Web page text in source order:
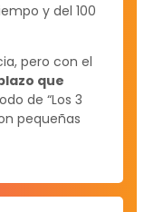
y del 100
pero con el
que
de “Los 3
pequeñas